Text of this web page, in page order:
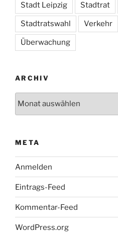
Stadt Leipzig Stadtrat
Stadtratswahl Verkehr
Überwachung
ARCHIV
META
Anmelden
Eintrags-Feed
Kommentar-Feed
WordPress.org